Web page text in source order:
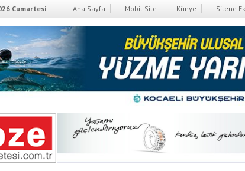
Cumartesi Ana Sayfa Mobil Site Künye Sitene